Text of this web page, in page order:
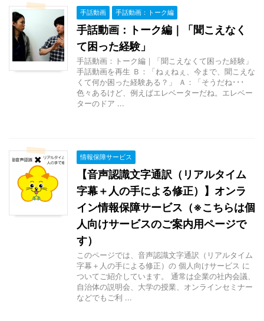
手話動画 手話動画：トーク編
手話動画：トーク編｜「聞こえなく
て困った経験」
手話動画：トーク編｜「聞こえなくて困った経験」
手話動画を再生 Ｂ：「ねぇねぇ、今まで、聞こえな
くて何か困った経験ある？」 Ａ：「そうだね･･･
色々あるけど、例えばエレベーターだね。エレベー
ターのドア ...
情報保障サービス
【音声認識文字通訳（リアルタイム
字幕＋人の手による修正）】オンラ
イン情報保障サービス（※こちらは個
人向けサービスのご案内用ページで
す）
このページでは、音声認識文字通訳（リアルタイム
字幕＋人の手による修正）の 個人向けサービス に
ついてご紹介しています。 通常は企業の社内会議、
自治体の説明会、大学の授業、オンラインセミナー
などでもご利 ...